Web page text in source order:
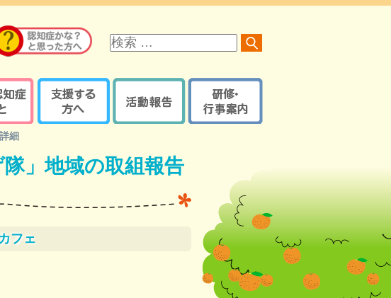
イ
ト
索
のこ
症ならではの京都式認知症ケアパス
とは？
認知症カフェブログ
京都府・機構の取組報告
ブログ
研修・イベントなどの
登録【ログイン】
細
」地域の取組報告
フェ